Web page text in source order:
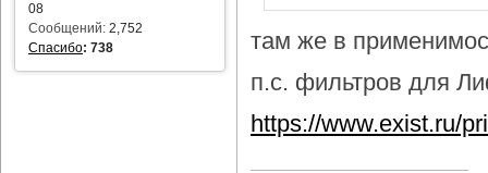
08
Сообщений: 2,752
Спасибо: 738
там же в
п.с. фильтров для
https://www.exist.ru/